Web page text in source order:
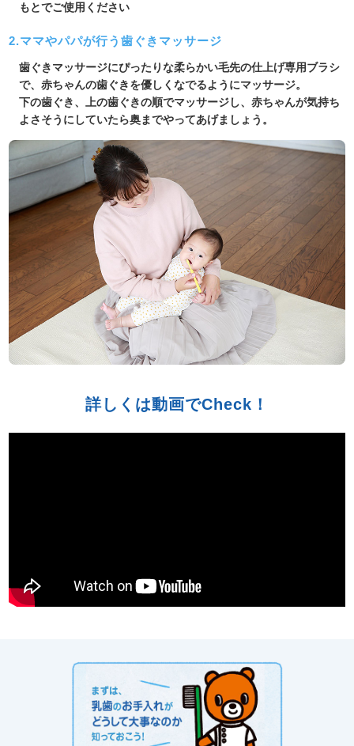
もとでご使用ください
2.ママやパパが行う歯ぐきマッサージ
歯ぐきマッサージにぴったりな柔らかい毛先の仕上げ専用ブラシ
で、赤ちゃんの歯ぐきを優しくなでるようにマッサージ。
下の歯ぐき、上の歯ぐきの順でマッサージし、赤ちゃんが気持ち
よさそうにしていたら奥までやってあげましょう。
詳しくは動画でCheck！